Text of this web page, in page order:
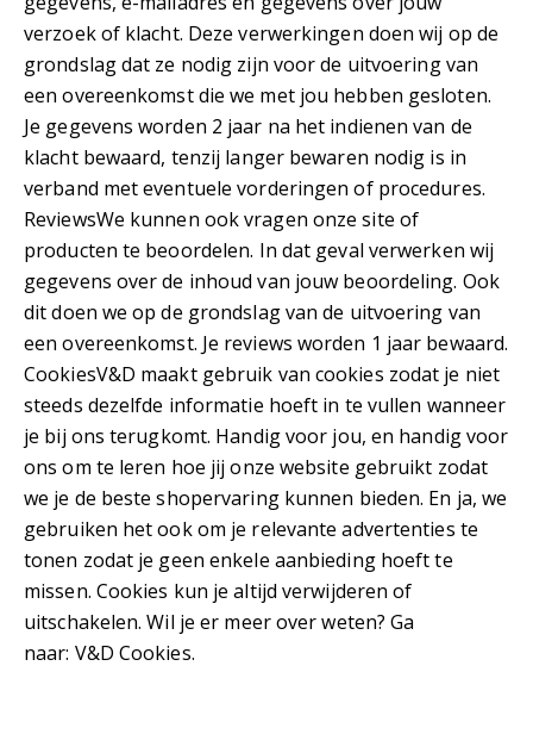
verzoek of klacht. Deze verwerkingen doen wij op de
grondslag dat ze nodig zijn voor de uitvoering van
een overeenkomst die we met jou hebben gesloten.
Je gegevens worden 2 jaar na het indienen van de
klacht bewaard, tenzij langer bewaren nodig is in
verband met eventuele vorderingen of procedures.
ReviewsWe kunnen ook vragen onze site of
producten te beoordelen. In dat geval verwerken wij
gegevens over de inhoud van jouw beoordeling. Ook
dit doen we op de grondslag van de uitvoering van
een overeenkomst. Je reviews worden 1 jaar bewaard.
CookiesV&D maakt gebruik van cookies zodat je niet
steeds dezelfde informatie hoeft in te vullen wanneer
je bij ons terugkomt. Handig voor jou, en handig voor
ons om te leren hoe jij onze website gebruikt zodat
we je de beste shopervaring kunnen bieden. En ja, we
gebruiken het ook om je relevante advertenties te
tonen zodat je geen enkele aanbieding hoeft te
missen. Cookies kun je altijd verwijderen of
uitschakelen. Wil je er meer over weten? Ga
naar: V&D Cookies.